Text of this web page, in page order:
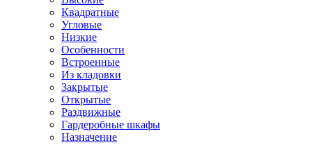
Квадратные
Угловые
Низкие
Особенности
Встроенные
Из кладовки
Закрытые
Открытые
Раздвижные
Гардеробные шкафы
Назначение